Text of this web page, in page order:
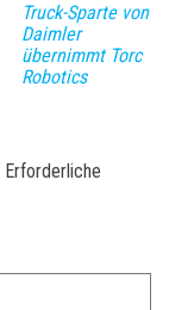
Truck-Sparte von
Daimler
übernimmt Torc
Robotics
Erforderliche